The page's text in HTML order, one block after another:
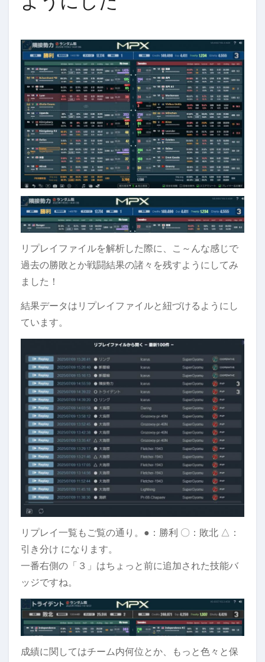
リプレイファイルを解析した際に、こ～んな感じで
過去の勝敗とか戦闘結果の諸々を残すようにしてみ
ました！
結果データはリプレイファイルと紐づけるようにし
ています。
リプレイ一覧もご覧の通り。●：勝利 〇：敗北 △：
引き分け になります。
一番右側の「３」はちょっと前に追加された技能バ
ッジですね。
成績に関してはチーム内何位とか、もっと色々と保